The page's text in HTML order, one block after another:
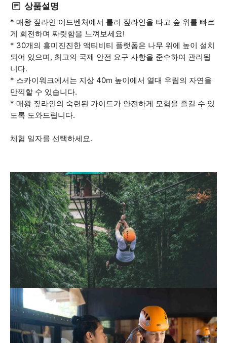
상품설명
* 매왕 짚라인 어드벤처에서 롤러 짚라인을 타고 숲 위를 빠르
게 회전하며 짜릿함을 느껴보세요!
* 30개의 흥미진진한 액티비티 플랫폼은 나무 위에 높이 설치
되어 있으며, 최고의 국제 안전 요구 사항을 준수하여 관리됩
니다.
* 스카이워크에서는 지상 40m 높이에서 열대 우림의 자연을
만끽할 수 있습니다.
* 매왕 짚라인의 숙련된 가이드가 안전하게 모험을 즐길 수 있
도록 도와드립니다.
체험 일자를 선택하세요.